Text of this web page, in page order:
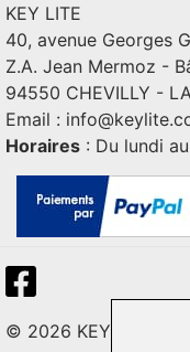
KEY LITE
40, avenue Georges
Z.A. Jean Mermoz -
94550 CHEVILLY -
Email :
Horaires : Du lundi
© 2026 KEY LITE.